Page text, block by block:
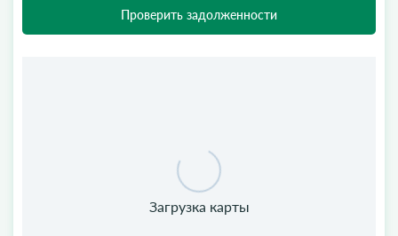
Проверить задолженности